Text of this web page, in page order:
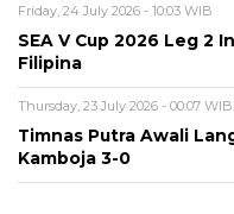
Friday, 24 July 2026 - 10:03 WIB
SEA V Cup 2026 Leg 2
Filipina
Thursday, 23 July 2026 - 00:07 WIB
Timnas Putra Awali
Kamboja 3-0